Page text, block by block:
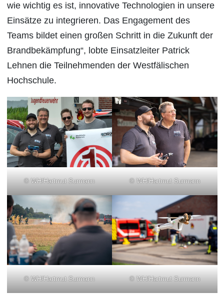
wie wichtig es ist, innovative Technologien in unsere
Einsätze zu integrieren. Das Engagement des
Teams bildet einen großen Schritt in die Zukunft der
Brandbekämpfung“, lobte Einsatzleiter Patrick
Lehnen die Teilnehmenden der Westfälischen
Hochschule.
© WH/Hartmut Surmann © WH/Hartmut Surmann
© WH/Hartmut Surmann © WH/Hartmut Surmann